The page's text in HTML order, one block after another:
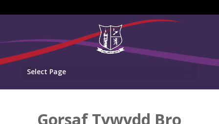
Select Page
Gorsaf Tywydd Bro